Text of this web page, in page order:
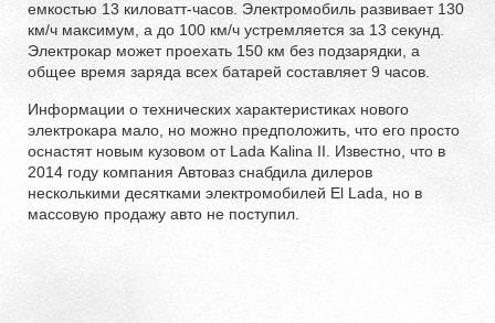
емкостью 13 киловатт-часов. Электромобиль развивает 130
км/ч максимум, а до 100 км/ч устремляется за 13 секунд.
Электрокар может проехать 150 км без подзарядки, а
общее время заряда всех батарей составляет 9 часов.
Информации о технических характеристиках нового
электрокара мало, но можно предположить, что его просто
оснастят новым кузовом от Lada Kalina II. Известно, что в
2014 году компания Автоваз снабдила дилеров
несколькими десятками электромобилей El Lada, но в
массовую продажу авто не поступил.